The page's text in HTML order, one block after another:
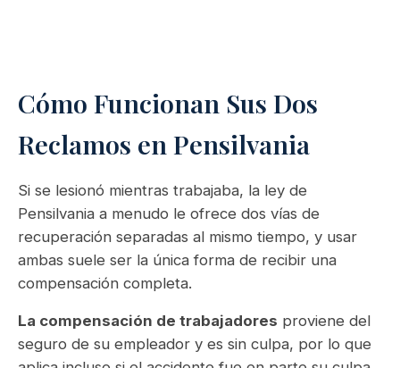
Cómo Funcionan Sus Dos
Reclamos en Pensilvania
Si se lesionó mientras trabajaba, la ley de
Pensilvania a menudo le ofrece dos vías de
recuperación separadas al mismo tiempo, y usar
ambas suele ser la única forma de recibir una
compensación completa.
La compensación de trabajadores proviene del
seguro de su empleador y es sin culpa, por lo que